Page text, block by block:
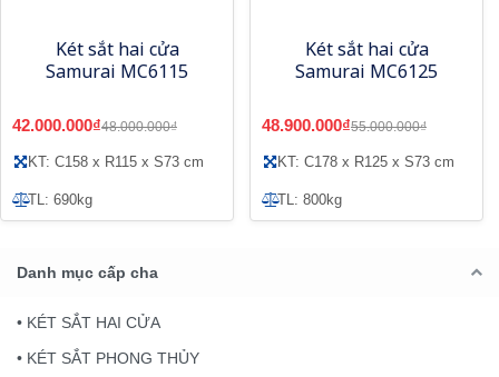
Két sắt hai cửa
Samurai MC6115
42.000.000₫48.000.000₫
KT: C158 x R115 x S73 cm
TL: 690kg
Két sắt hai cửa
Samurai MC6125
48.900.000₫55.000.000₫
KT: C178 x R125 x S73 cm
TL: 800kg
Danh mục cấp cha
• KÉT SẮT HAI CỬA
• KÉT SẮT PHONG THỦY